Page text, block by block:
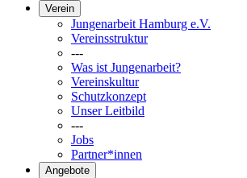
Verein
Jungenarbeit Hamburg e.V.
Vereinsstruktur
---
Was ist Jungenarbeit?
Vereinskultur
Schutzkonzept
Unser Leitbild
---
Jobs
Partner*innen
Angebote